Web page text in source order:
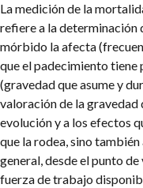
La medición de la
refiere a la determinación
mórbido la afecta
que el padecimiento tiene
(gravedad que asume y
valoración de la gravedad
evolución y a los efectos
que la rodea, sino
general, desde el punto
fuerza de trabajo